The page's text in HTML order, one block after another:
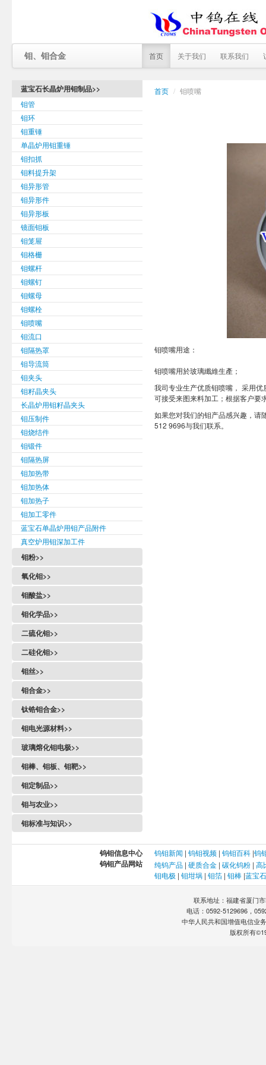
钼、钼合金 首页 关于我们 联系我们
蓝宝石长晶炉用钼制品>>
钼管
钼环
钼重锤
单晶炉用钼重锤
钼扣抓
钼料提升架
钼异形管
钼异形件
钼异形板
镜面钼板
钼笼屉
钼格栅
钼螺杆
钼螺钉
钼螺母
钼螺栓
钼喷嘴
钼流口
钼隔热罩
钼导流筒
钼夹头
钼籽晶夹头
长晶炉用钼籽晶夹头
钼压制件
钼烧结件
钼锻件
钼隔热屏
钼加热带
钼加热体
钼加热子
钼加工零件
蓝宝石单晶炉用钼产品附件
真空炉用钼深加工件
钼粉>>
氧化钼>>
钼酸盐>>
钼化学品>>
二硫化钼>>
二硅化钼>>
钼丝>>
钼合金>>
钛锆钼合金>>
钼电光源材料>>
玻璃熔化钼电极>>
钼棒、钼板、钼靶>>
钼定制品>>
钼与农业>>
钼标准与知识>>
首页 / 钼喷嘴
钼喷嘴用途：
钼喷嘴用於玻璃纖維生產；
我司专业生产优质钼喷嘴， 采用
可接受来图来料加工；根据客户要
如果您对我们的钼产品感兴趣，请
512 9696与我们联系。
钨钼信息中心 钨钼新闻 | 钨钼视频 | 钨钼百科 |钨
钨钼产品网站 纯钨产品 | 硬质合金 | 碳化钨粉 | 高
钼电极 | 钼坩埚 | 钼箔 | 钼棒 |蓝宝
联系地址：福建省厦门
电话：0592-5129696，
中华人民共和国增值电信业
版权所有